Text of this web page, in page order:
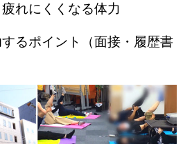
れにくくなる体力
るポイント（面接・履歴書